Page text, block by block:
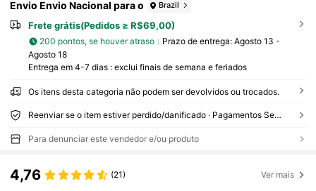
Envio Envio Nacional para o Brazil
Frete grátis(Pedidos ≥ R$69,00)
200 pontos, se houver atraso Prazo de entrega: Agosto 13 -
Agosto 18
Entrega em 4-7 dias : exclui finais de semana e feriados
Os itens desta categoria não podem ser devolvidos ou trocados.
Reenviar se o item estiver perdido/danificado · Pagamentos Seguros · Proteção de privacidade
Para denunciar este vendedor e/ou produto
4,76 (21) Ver mais